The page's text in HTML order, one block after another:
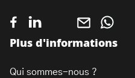
Plus d'informations
Qui sommes-nous ?